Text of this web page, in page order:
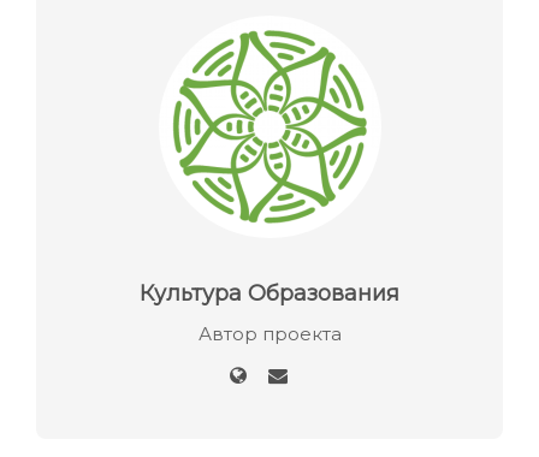
Культура Образования
Автор проекта